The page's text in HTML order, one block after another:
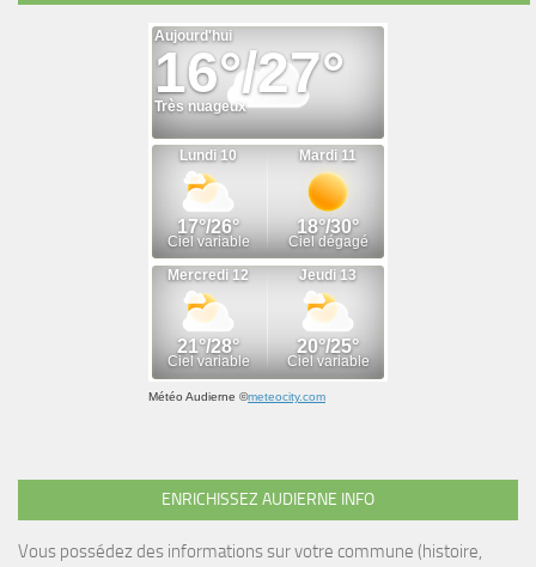
Météo Audierne ©meteocity.com
ENRICHISSEZ AUDIERNE INFO
Vous possédez des informations sur votre commune (histoire,